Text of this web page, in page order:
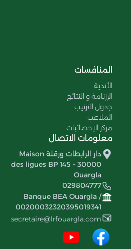
المنافسات
الأندية
الرزنامة و النتائج
جدول الترتيب
الملاعب
مركز الإحصائيات
معلومات الاتصال
دار الرابطات ورقلة Maison
des ligues BP 145 - 30000
Ouargla
029804777
Banque BEA Ouargla /
00200032320395019341
secretaire@lrfouargla.com